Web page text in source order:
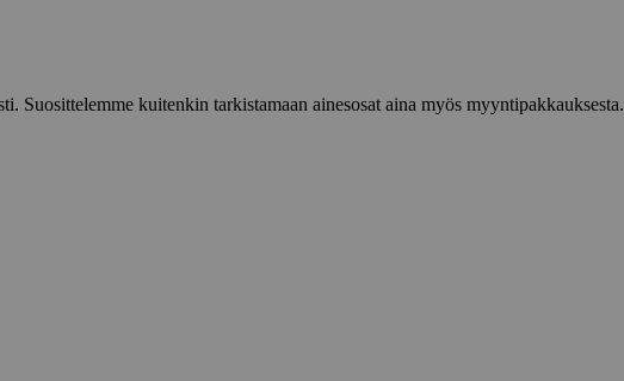
Suosittelemme kuitenkin tarkistamaan ainesosat aina myös myyntipakkauksesta.